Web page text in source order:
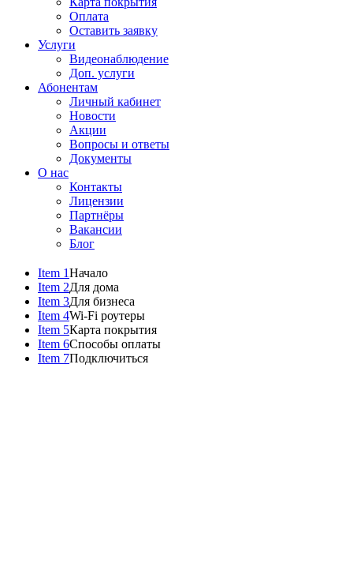
Оплата
Оставить заявку
Услуги
Видеонаблюдение
Доп. услуги
Абонентам
Личный кабинет
Новости
Акции
Вопросы и ответы
Документы
О нас
Контакты
Лицензии
Партнёры
Вакансии
Блог
Item 1Начало
Item 2Для дома
Item 3Для бизнеса
Item 4Wi-Fi роутеры
Item 5Карта покрытия
Item 6Способы оплаты
Item 7Подключиться